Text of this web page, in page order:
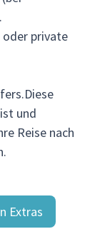
oder private
und
Reise nach
Extras